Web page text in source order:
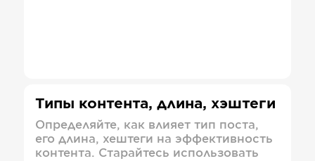
Типы контента, длина, хэштеги
Определяйте, как влияет тип поста,
его длина, хештеги на эффективность
контента. Старайтесь использовать